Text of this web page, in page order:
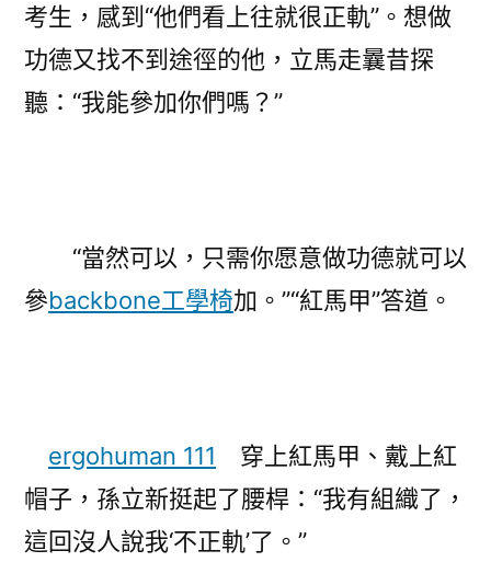
考生，感到“他們看上往就很正軌”。想做
功德又找不到途徑的他，立馬走曩昔探
聽：“我能參加你們嗎？”
“當然可以，只需你愿意做功德就可以
參backbone工學椅加。”“紅馬甲”答道。
ergohuman 111 穿上紅馬甲、戴上紅
帽子，孫立新挺起了腰桿：“我有組織了，
這回沒人說我‘不正軌’了。”